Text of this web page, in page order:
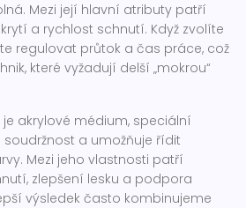
. Mezi její hlavní atributy patří
a rychlost schnutí. Když zvolíte
regulovat průtok a čas práce, což
které vyžadují delší „mokrou“
akrylové médium, speciální
soudržnost a umožňuje řídit
. Mezi jeho vlastnosti patří
zlepšení lesku a podpora
výsledek často kombinujeme